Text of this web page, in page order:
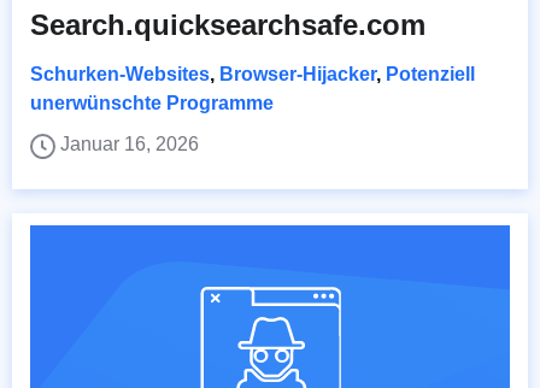
Search.quicksearchsafe.com
Schurken-Websites, Browser-Hijacker, Potenziell
unerwünschte Programme
Januar 16, 2026